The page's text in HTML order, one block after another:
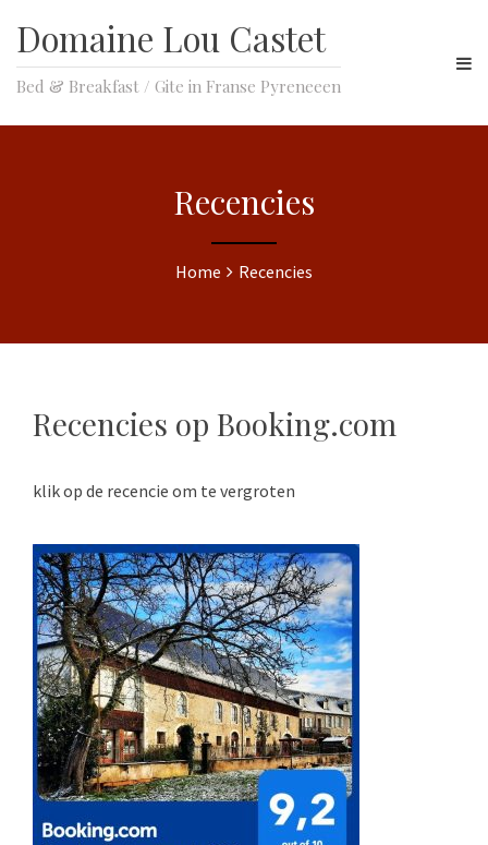
Domaine Lou Castet
Bed & Breakfast / Gite in Franse Pyreneeen
Recencies
Home Recencies
Recencies op Booking.com
klik op de recencie om te vergroten